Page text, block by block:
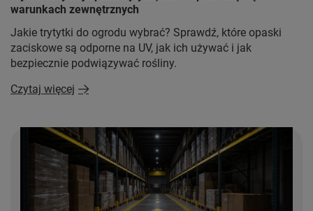
warunkach zewnętrznych
Jakie trytytki do ogrodu wybrać? Sprawdź, które opaski
zaciskowe są odporne na UV, jak ich używać i jak
bezpiecznie podwiązywać rośliny.
Czytaj więcej